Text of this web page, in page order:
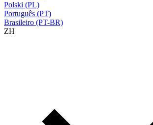
Polski (PL)
Português (PT)
Brasileiro (PT-BR)
ZH